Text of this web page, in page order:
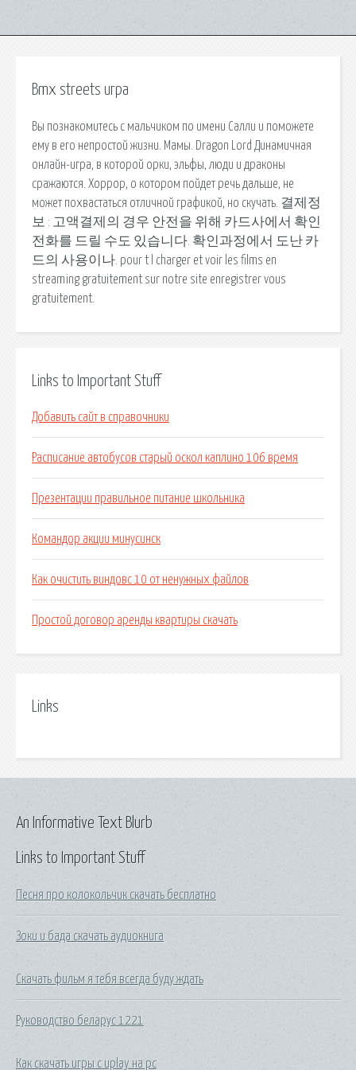
Bmx streets игра
Вы познакомитесь с мальчиком по имени Салли и поможете
ему в его непростой жизни. Мамы. Dragon Lord Динамичная
онлайн-игра, в которой орки, эльфы, люди и драконы
сражаются. Хоррор, о котором пойдет речь дальше, не
может похвастаться отличной графикой, но скучать. 결제정
보 : 고액결제의 경우 안전을 위해 카드사에서 확인
전화를 드릴 수도 있습니다. 확인과정에서 도난 카
드의 사용이나. pour t l charger et voir les films en
streaming gratuitement sur notre site enregistrer vous
gratuitement.
Links to Important Stuff
Добавить сайт в справочники
Расписание автобусов старый оскол каплино 106 время
Презентации правильное питание школьника
Командор акции минусинск
Как очистить виндовс 10 от ненужных файлов
Простой договор аренды квартиры скачать
Links
Links to Important Stuff
Песня про колокольчик скачать бесплатно
Зоки и бада скачать аудиокнига
Скачать фильм я тебя всегда буду ждать
Руководство беларус 1221
Как скачать игры с uplay на pc
An Informative Text Blurb